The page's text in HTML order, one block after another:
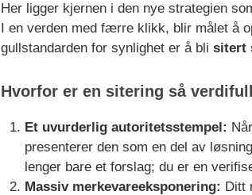
Her ligger kjernen i den nye strategien
I en verden med færre klikk, blir målet å
gullstandarden for synlighet er å bli sitert
Hvorfor er en sitering så
Et uvurderlig autoritetsstempel:
presenterer den som en del av
lenger bare et forslag; du er en
Massiv merkevareeksponering: Ditt